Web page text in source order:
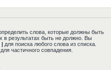
слова, которые должны быть
в результатах быть не должно. Вы
| для поиска любого слова из списка.
частичного совпадения.